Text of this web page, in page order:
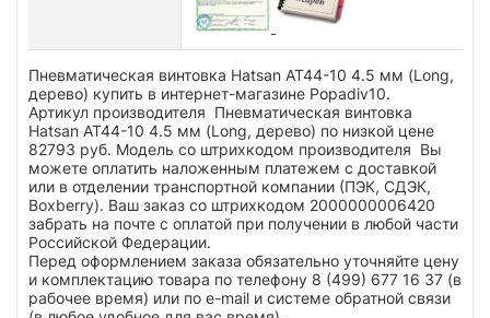
Пневматическая винтовка Hatsan AT44-10 4.5 мм (Long,
дерево) купить в интернет-магазине Popadiv10.
Артикул производителя Пневматическая винтовка
Hatsan AT44-10 4.5 мм (Long, дерево) по низкой цене
82793 руб. Модель со штрихкодом производителя Вы
можете оплатить наложенным платежем с доставкой
или в отделении транспортной компании (ПЭК, СДЭК,
Boxberry). Ваш заказ со штрихкодом 2000000006420
забрать на почте с оплатой при получении в любой части
Российской Федерации.
Перед оформлением заказа обязательно уточняйте цену
и комплектацию товара по телефону 8 (499) 677 16 37 (в
рабочее время) или по e-mail и системе обратной связи